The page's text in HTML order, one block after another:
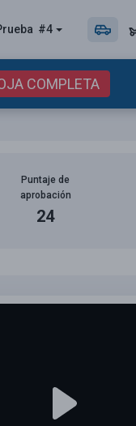
#4
COMPLETA
Puntaje de
aprobación
24